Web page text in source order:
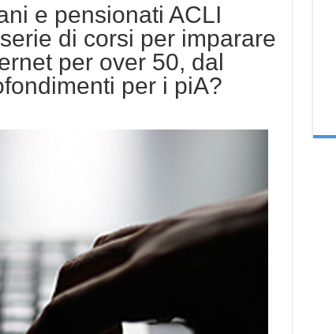
e pensionati ACLI
di corsi per imparare
per over 50, dal
per i piA?